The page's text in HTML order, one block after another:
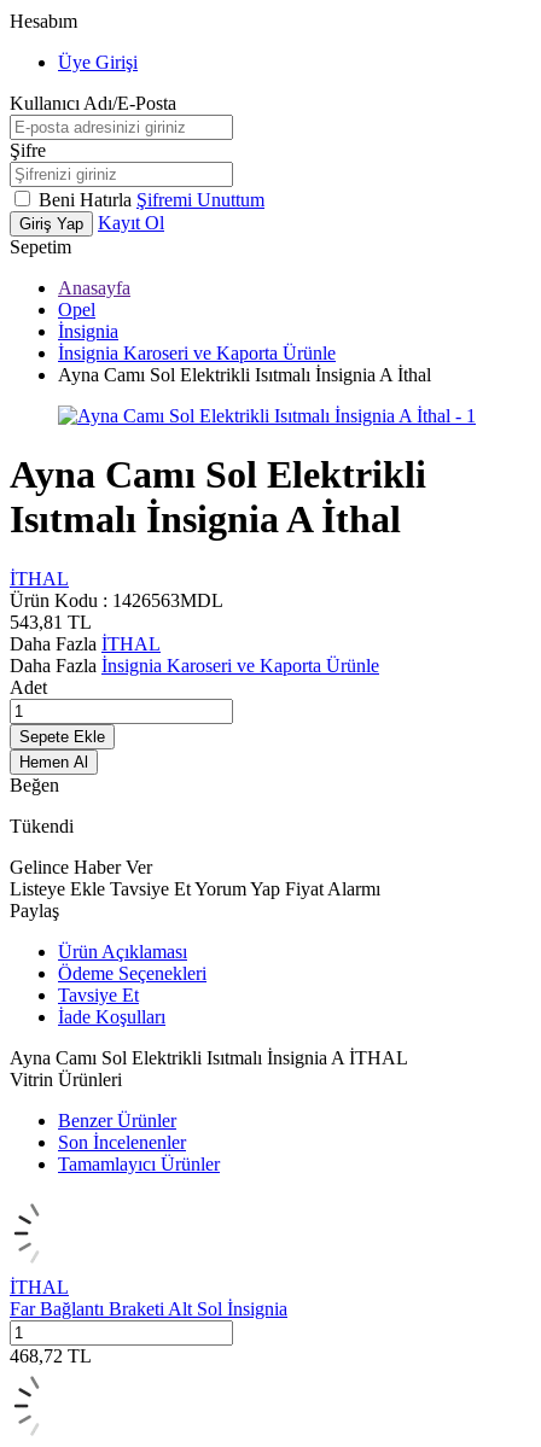
Hesabım
Üye Girişi
Kullanıcı Adı/E-Posta
Şifre
Beni Hatırla Şifremi Unuttum
Giriş Yap
Kayıt Ol
Sepetim
Anasayfa
Opel
İnsignia
İnsignia Karoseri ve Kaporta Ürünle
Ayna Camı Sol Elektrikli Isıtmalı İnsignia A İthal
Ayna Camı Sol Elektrikli
Isıtmalı İnsignia A İthal
İTHAL
Ürün Kodu : 1426563MDL
543,81 TL
Daha Fazla İTHAL
Daha Fazla İnsignia Karoseri ve Kaporta Ürünle
Adet
Sepete Ekle
Hemen Al
Beğen
Tükendi
Gelince Haber Ver
Listeye Ekle Tavsiye EtYorum Yap Fiyat Alarmı
Paylaş
Ürün Açıklaması
Ödeme Seçenekleri
Tavsiye Et
İade Koşulları
Ayna Camı Sol Elektrikli Isıtmalı İnsignia A İTHAL
Vitrin Ürünleri
Benzer Ürünler
Son İncelenenler
Tamamlayıcı Ürünler
İTHAL
Far Bağlantı Braketi Alt Sol İnsignia
468,72 TL